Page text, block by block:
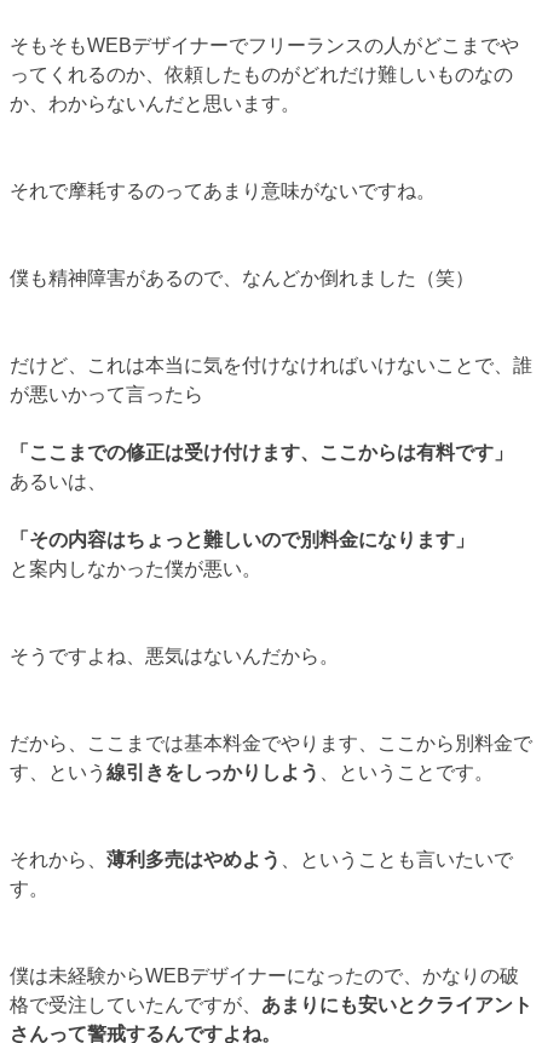
そもそもWEBデザイナーでフリーランスの人がどこまでや
ってくれるのか、依頼したものがどれだけ難しいものなの
か、わからないんだと思います。
それで摩耗するのってあまり意味がないですね。
僕も精神障害があるので、なんどか倒れました（笑）
だけど、これは本当に気を付けなければいけないことで、誰
が悪いかって言ったら
「ここまでの修正は受け付けます、ここからは有料です」
あるいは、
「その内容はちょっと難しいので別料金になります」
と案内しなかった僕が悪い。
そうですよね、悪気はないんだから。
だから、ここまでは基本料金でやります、ここから別料金で
す、という 線引きをしっかりしよう 、ということです。
それから、 薄利多売はやめよう 、ということも言いたいで
す。
僕は未経験からWEBデザイナーになったので、かなりの破
格で受注していたんですが、 あまりにも安いとクライアント
さんって警戒するんですよね。